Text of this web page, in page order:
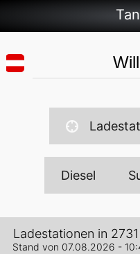
Diesel
Ladestationen in
Stand von 07.08.2026 -